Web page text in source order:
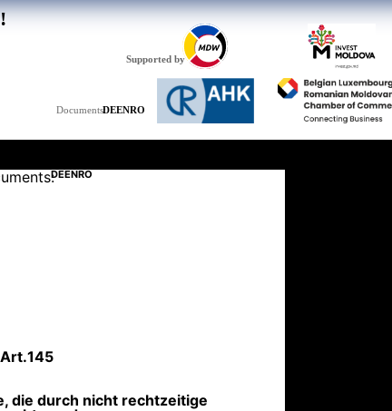
Supported by
Documents:DEENRO
DEENRO
Art.145
die durch nicht rechtzeitige